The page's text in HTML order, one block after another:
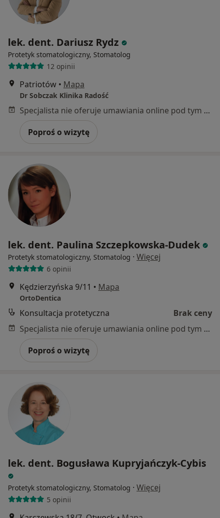
lek. dent. Dariusz Rydz
Protetyk stomatologiczny, Stomatolog
12 opinii
Patriotów • Mapa
Dr Sobczak Klinika Radość
Specjalista nie oferuje umawiania online pod tym adresem.
Poproś o wizytę
lek. dent. Paulina Szczepkowska-Dudek
Protetyk stomatologiczny, Stomatolog · Więcej
6 opinii
Kędzierzyńska 9/11 • Mapa
OrtoDentica
Konsultacja protetyczna
Brak ceny
Specjalista nie oferuje umawiania online pod tym adresem.
Poproś o wizytę
lek. dent. Bogusława Kupryjańczyk-Cybis
Protetyk stomatologiczny, Stomatolog · Więcej
5 opinii